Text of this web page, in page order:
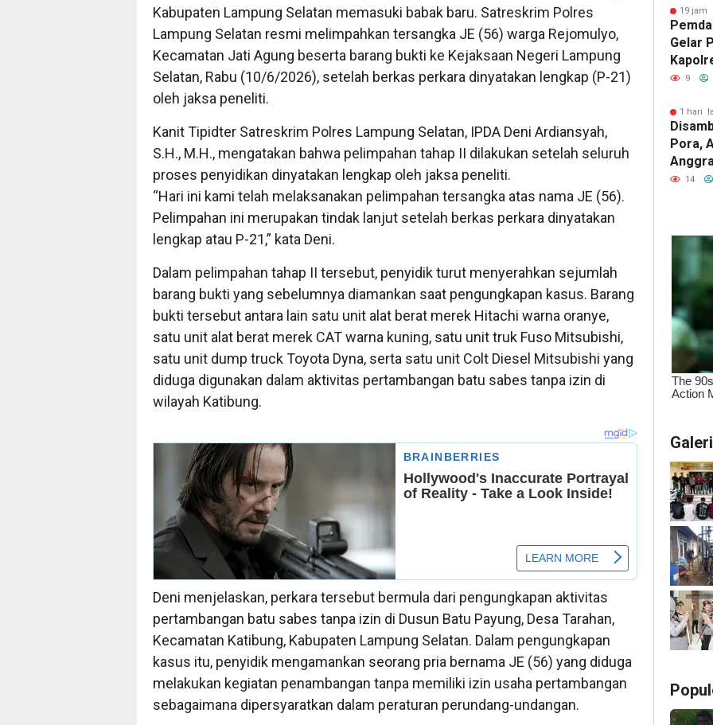
Kabupaten Lampung Selatan memasuki babak baru. Satreskrim Polres
Lampung Selatan resmi melimpahkan tersangka JE (56) warga Rejomulyo,
Kecamatan Jati Agung beserta barang bukti ke Kejaksaan Negeri Lampung
Selatan, Rabu (10/6/2026), setelah berkas perkara dinyatakan lengkap (P-21)
oleh jaksa peneliti.
Kanit Tipidter Satreskrim Polres Lampung Selatan, IPDA Deni Ardiansyah,
S.H., M.H., mengatakan bahwa pelimpahan tahap II dilakukan setelah seluruh
proses penyidikan dinyatakan lengkap oleh jaksa peneliti.
“Hari ini kami telah melaksanakan pelimpahan tersangka atas nama JE (56).
Pelimpahan ini merupakan tindak lanjut setelah berkas perkara dinyatakan
lengkap atau P-21,” kata Deni.
Dalam pelimpahan tahap II tersebut, penyidik turut menyerahkan sejumlah
barang bukti yang sebelumnya diamankan saat pengungkapan kasus. Barang
bukti tersebut antara lain satu unit alat berat merek Hitachi warna oranye,
satu unit alat berat merek CAT warna kuning, satu unit truk Fuso Mitsubishi,
satu unit dump truck Toyota Dyna, serta satu unit Colt Diesel Mitsubishi yang
diduga digunakan dalam aktivitas pertambangan batu sabes tanpa izin di
wilayah Katibung.
Deni menjelaskan, perkara tersebut bermula dari pengungkapan aktivitas
pertambangan batu sabes tanpa izin di Dusun Batu Payung, Desa Tarahan,
Kecamatan Katibung, Kabupaten Lampung Selatan. Dalam pengungkapan
kasus itu, penyidik mengamankan seorang pria bernama JE (56) yang diduga
melakukan kegiatan penambangan tanpa memiliki izin usaha pertambangan
sebagaimana dipersyaratkan dalam peraturan perundang-undangan.
19 jam
Gelar
Sinergi
9
1 hari
Pora,
Jabat
14